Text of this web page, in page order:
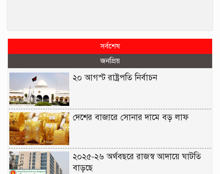
সর্বশেষ
জনপ্রিয়
২০ আগস্ট রাষ্ট্রপতি নির্বাচন
দেশের বাজারে সোনার দামে বড় লাফ
২০২৫-২৬ অর্থবছরে রাজস্ব আদায়ে ঘাটতি
বাড়ছে